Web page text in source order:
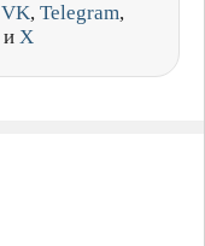
VK, Telegram,
и X